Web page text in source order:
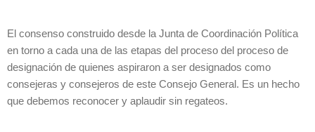
El consenso construido desde la Junta de Coordinación Política
en torno a cada una de las etapas del proceso del proceso de
designación de quienes aspiraron a ser designados como
consejeras y consejeros de este Consejo General. Es un hecho
que debemos reconocer y aplaudir sin regateos.